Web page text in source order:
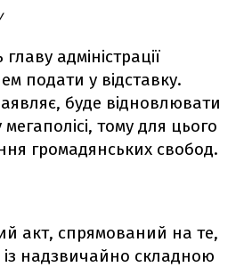
адміністрації
подати у відставку.
буде відновлювати
тому для цього
громадянських свобод.
акт, спрямований на те,
надзвичайно складною